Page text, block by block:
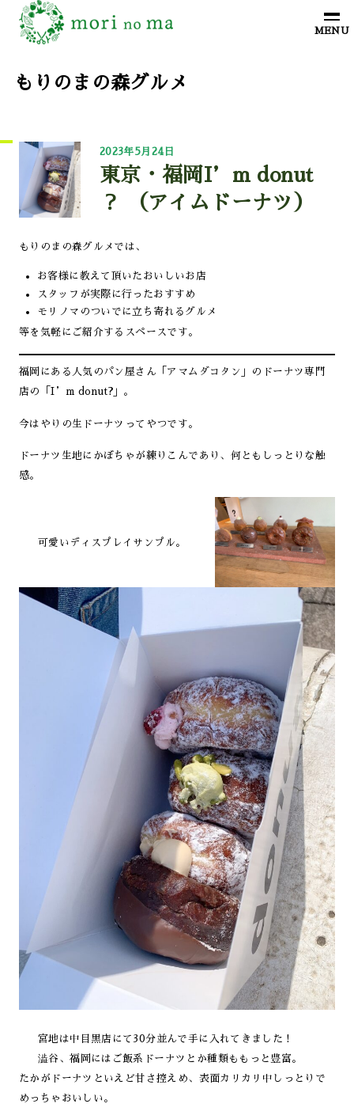
もりのまの森グルメ
2023年5月24日
東京・福岡I’m donut
？ （アイムドーナツ）
もりのまの森グルメでは、
お客様に教えて頂いたおいしいお店
スタッフが実際に行ったおすすめ
モリノマのついでに立ち寄れるグルメ
等を気軽にご紹介するスペースです。
福岡にある人気のパン屋さん「アマムダコタン」のドーナツ専門
店の「I’m donut?」。
今はやりの生ドーナツってやつです。
ドーナツ生地にかぼちゃが練りこんであり、何ともしっとりな触
感。
可愛いディスプレイサンプル。
宮地は中目黒店にて30分並んで手に入れてきました！
澁谷、福岡にはご飯系ドーナツとか種類ももっと豊富。
たかがドーナツといえど甘さ控えめ、表面カリカリ中しっとりで
めっちゃおいしい。